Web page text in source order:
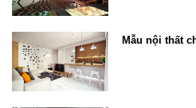
Mẫu nội thất